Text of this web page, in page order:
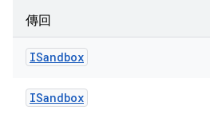
傳回
ISandbox
ISandbox